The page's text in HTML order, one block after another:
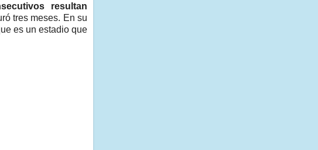
resultan
tres meses. En su
es un estadio que